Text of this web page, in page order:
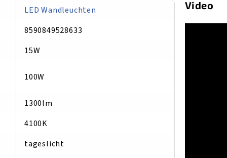
LED Wandleuchten
8590849528633
15W
100W
1300lm
4100K
tageslicht
Video